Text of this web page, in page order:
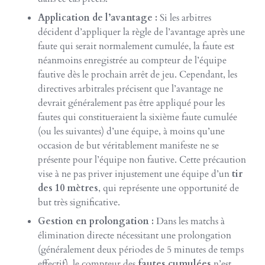
Application de l’avantage : Si les arbitres
décident d’appliquer la règle de l’avantage après une
faute qui serait normalement cumulée, la faute est
néanmoins enregistrée au compteur de l’équipe
fautive dès le prochain arrêt de jeu. Cependant, les
directives arbitrales précisent que l’avantage ne
devrait généralement pas être appliqué pour les
fautes qui constitueraient la sixième faute cumulée
(ou les suivantes) d’une équipe, à moins qu’une
occasion de but véritablement manifeste ne se
présente pour l’équipe non fautive. Cette précaution
vise à ne pas priver injustement une équipe d’untir
des 10 mètres, qui représente une opportunité de
but très significative.
Gestion en prolongation : Dans les matchs à
élimination directe nécessitant une prolongation
(généralement deux périodes de 5 minutes de temps